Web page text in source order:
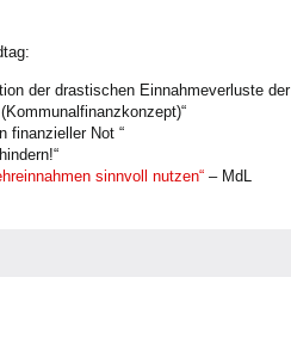
der drastischen Einnahmeverluste der
finanzieller Not “
sinnvoll nutzen“ – MdL